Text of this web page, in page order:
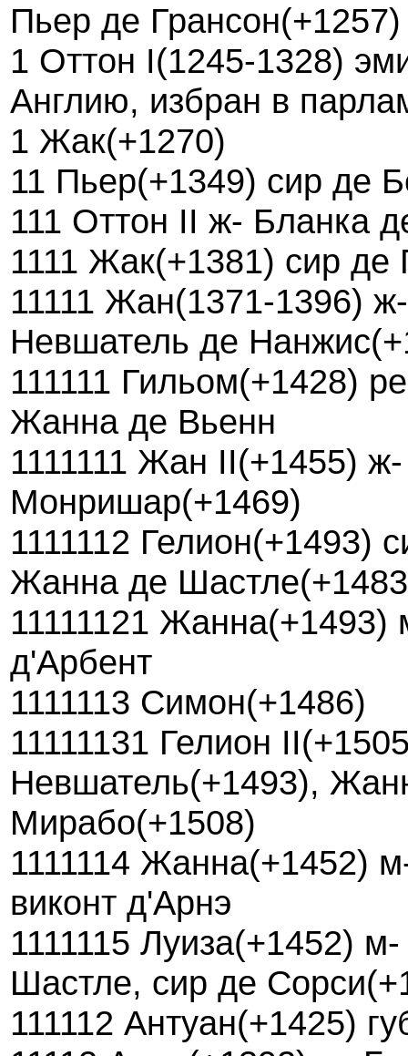
Пьер де Грансон(+1257)
1 Оттон I(1245-1328)
Англию, избран в
1 Жак(+1270)
11 Пьер(+1349) сир де
111 Оттон II ж- Бланка
1111 Жак(+1381) сир де
11111 Жан(1371-1396)
Невшатель де
111111 Гильом(+1428)
Жанна де Вьенн
1111111 Жан II(+1455)
Монришар(+1469)
1111112 Гелион(+1493)
Жанна де
11111121
д'Арбент
1111113 Симон(+1486)
11111131 Гелион
Невшатель(+1493),
Мирабо(+1508)
1111114 Жанна(+1452)
виконт д'Арнэ
1111115 Луиза(+1452)
Шастле, сир де
111112 Антуан(+1425)